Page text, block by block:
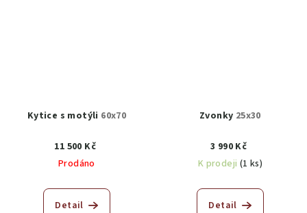
Kytice s motýli 60x70
11 500 Kč
Prodáno
Detail
Zvonky 25x30
3 990 Kč
K prodeji (1 ks)
Detail